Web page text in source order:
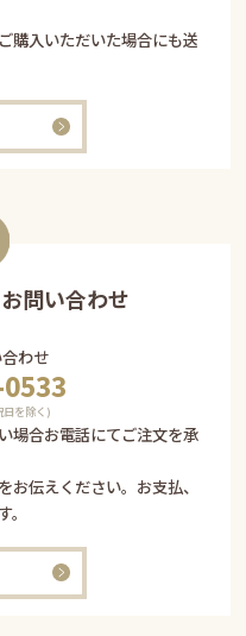
購入いただいた場合にも送
問い合わせ
わせ
を除く)
場合お電話にてご注文を承
伝えください。お支払、